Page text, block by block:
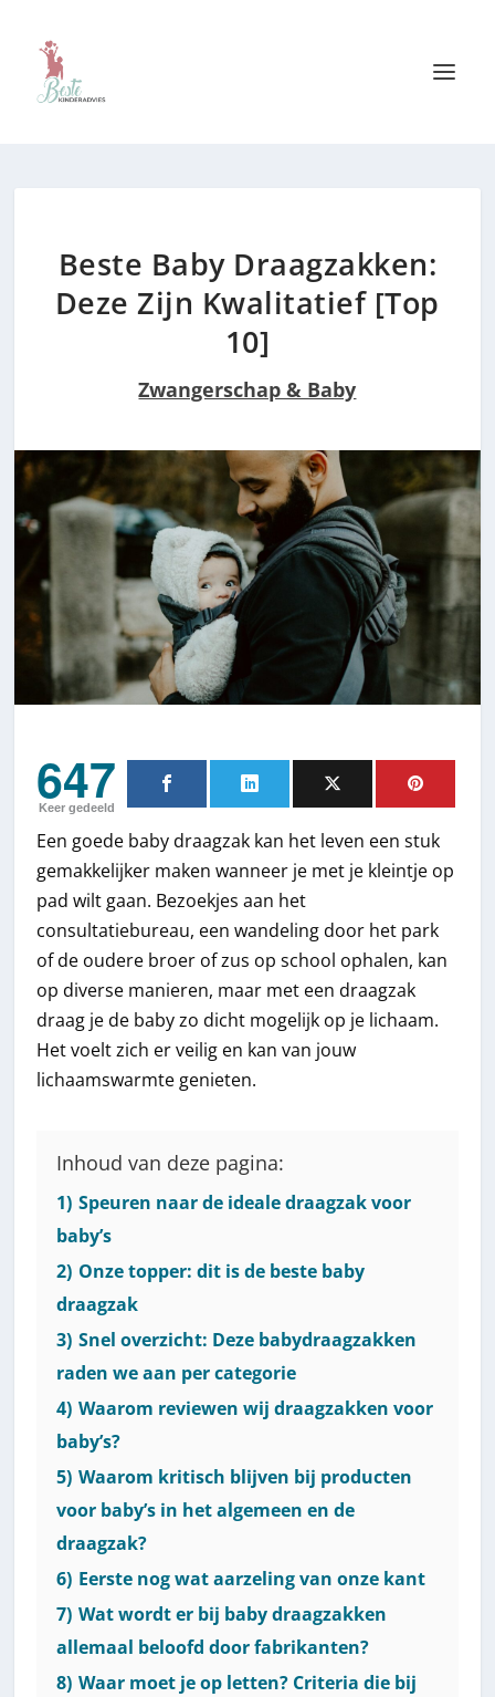
Beste Baby Draagzakken:
Deze Zijn Kwalitatief [Top
10]
Zwangerschap & Baby
647
Keer gedeeld
Een goede baby draagzak kan het leven een stuk
gemakkelijker maken wanneer je met je kleintje op
pad wilt gaan. Bezoekjes aan het
consultatiebureau, een wandeling door het park
of de oudere broer of zus op school ophalen, kan
op diverse manieren, maar met een draagzak
draag je de baby zo dicht mogelijk op je lichaam.
Het voelt zich er veilig en kan van jouw
lichaamswarmte genieten.
Inhoud van deze pagina:
1) Speuren naar de ideale draagzak voor
baby’s
2) Onze topper: dit is de beste baby
draagzak
3) Snel overzicht: Deze babydraagzakken
raden we aan per categorie
4) Waarom reviewen wij draagzakken voor
baby’s?
5) Waarom kritisch blijven bij producten
voor baby’s in het algemeen en de
draagzak?
6) Eerste nog wat aarzeling van onze kant
7) Wat wordt er bij baby draagzakken
allemaal beloofd door fabrikanten?
8) Waar moet je op letten? Criteria die bij